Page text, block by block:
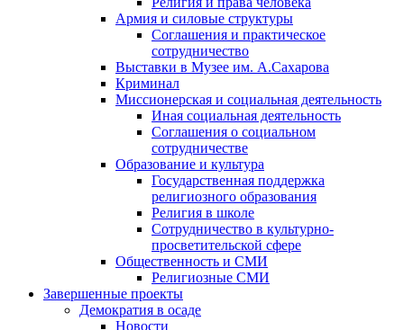
Армия и силовые структуры
Соглашения и практическое
сотрудничество
Выставки в Музее им. А.Сахарова
Криминал
Миссионерская и социальная деятельность
Иная социальная деятельность
Соглашения о социальном
сотрудничестве
Образование и культура
Государственная поддержка
религиозного образования
Религия в школе
Сотрудничество в культурно-
просветительской сфере
Общественность и СМИ
Религиозные СМИ
Завершенные проекты
Демократия в осаде
Новости